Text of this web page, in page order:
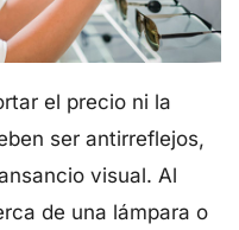
el precio ni la
ser antirreflejos,
visual. Al
de una lámpara o